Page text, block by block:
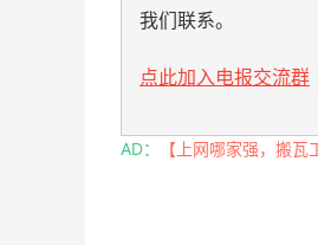
我们联系。
点此加入电报交流群
AD： 【上网哪家强，搬